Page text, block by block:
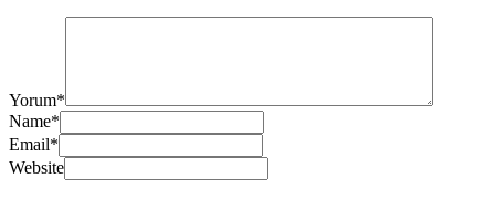
Yorum*
Name*
Email*
Website